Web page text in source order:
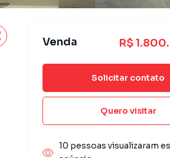
Venda R$
Solicitar contato
Quero visitar
10 pessoas visualizaram